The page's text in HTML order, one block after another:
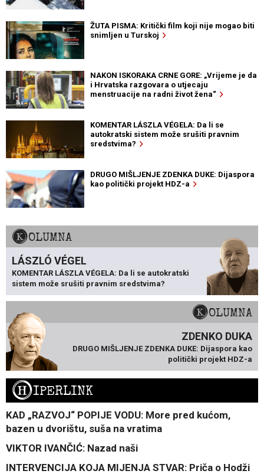
ŽUTA PISMA: Kritički film koji nije mogao biti
snimljen u Turskoj
NAKON ISKORAKA CRNE GORE: „Vrijeme je da
i Hrvatska razgovara o utjecaju
menstruacije na radni život žena“
KOMENTAR LÁSZLA VÉGELA: Da li se
autokratski sistem može srušiti pravnim
sredstvima?
DRUGO MIŠLJENJE ZDENKA DUKE: Dijaspora
kao politički projekt HDZ-a
KOLUMNA
LÁSZLÓ VÉGEL
KOMENTAR LÁSZLA VÉGELA: Da li se autokratski
sistem može srušiti pravnim sredstvima?
KOLUMNA
ZDENKO DUKA
DRUGO MIŠLJENJE ZDENKA DUKE: Dijaspora kao
politički projekt HDZ-a
HIPERLINK
KAD „RAZVOJ“ POPIJE VODU: More pred kućom,
bazen u dvorištu, suša na vratima
VIKTOR IVANČIĆ: Nazad naši
INTERVENCIJA KOJA MIJENJA STVAR: Priča o Hodži